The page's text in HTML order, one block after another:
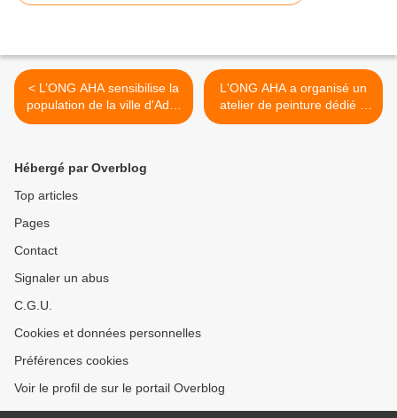
< L’ONG AHA sensibilise la
population de la ville d'Adré
sur le Vivre-ensemble
L'ONG AHA a organisé un
atelier de peinture dédié à
la promotion des droits des
Hébergé par Overblog
Top articles
Pages
Contact
Signaler un abus
C.G.U.
Cookies et données personnelles
Préférences cookies
Voir le profil de sur le portail Overblog